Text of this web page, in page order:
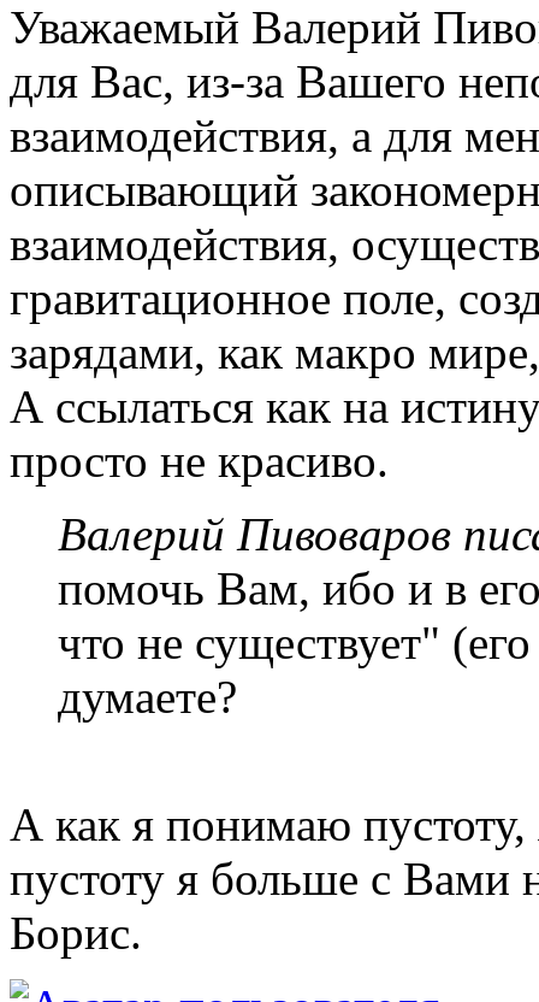
Уважаемый Валерий
для Вас, из-за Вашего
взаимодействия, а для
описывающий
взаимодействия,
гравитационное поле,
зарядами, как макро
А ссылаться как на
просто не красиво.
Валерий Пивоваров
помочь Вам, ибо и в
что не существует"
думаете?
А как я понимаю
пустоту я больше с
Борис.